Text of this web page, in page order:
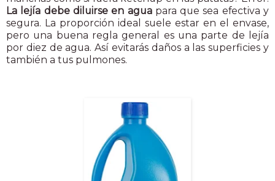
La lejía debe diluirse en aguapara que sea efectiva y
segura. La proporción ideal suele estar en el envase,
pero una buena regla general es una parte de lejía
por diez de agua. Así evitarás daños a las superficies y
también a tus pulmones.